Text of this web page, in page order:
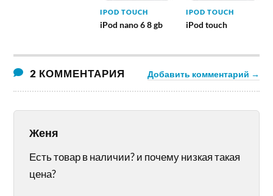
IPOD TOUCH
iPod nano 6 8 gb
IPOD TOUCH
iPod touch
2 КОММЕНТАРИЯ Добавить комментарий →
Женя
Есть товар в наличии? и почему низкая такая
цена?